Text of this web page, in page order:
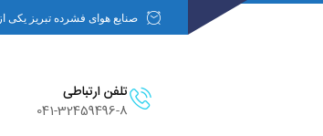
صنایع هوای فشرده تبریز یکی
تلفن ارتباطی
041-32459496-8